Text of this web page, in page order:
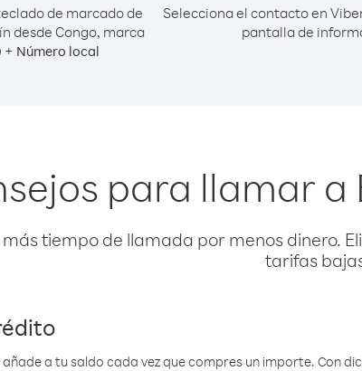
de marcado de
desde Congo, marca
+ Número local
Selecciona el contacto en
pantalla de
para llamar a
tiempo de llamada por menos dinero.
tarifas
a tu saldo cada vez que compres un importe. Con